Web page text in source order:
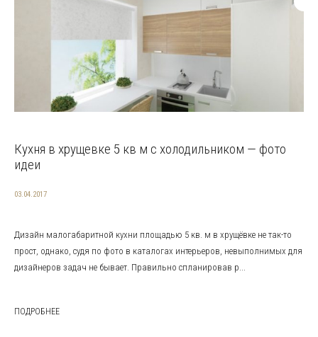
Кухня в хрущевке 5 кв м с холодильником — фото
идеи
03.04.2017
Дизайн малогабаритной кухни площадью 5 кв. м в хрущёвке не так-то
прост, однако, судя по фото в каталогах интерьеров, невыполнимых для
дизайнеров задач не бывает. Правильно спланировав р...
ПОДРОБНЕЕ